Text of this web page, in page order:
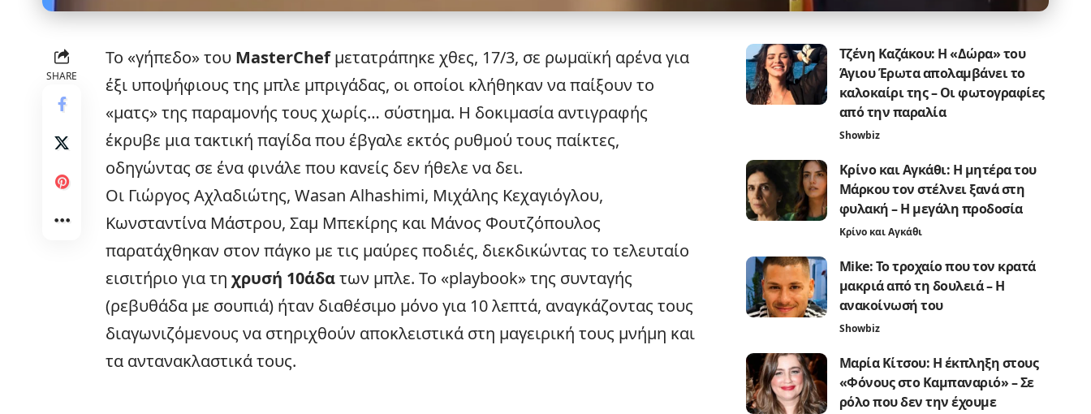
SHARE
Το «γήπεδο» του MasterChefμετατράπηκε χθες, 17/3, σε ρωμαϊκή αρένα για
έξι υποψήφιους της μπλε μπριγάδας, οι οποίοι κλήθηκαν να παίξουν το
«ματς» της παραμονής τους χωρίς… σύστημα. Η δοκιμασία αντιγραφής
έκρυβε μια τακτική παγίδα που έβγαλε εκτός ρυθμού τους παίκτες,
οδηγώντας σε ένα φινάλε που κανείς δεν ήθελε να δει.
Οι Γιώργος Αχλαδιώτης, Wasan Alhashimi, Μιχάλης Κεχαγιόγλου,
Κωνσταντίνα Μάστρου, Σαμ Μπεκίρης και Μάνος Φουτζόπουλος
παρατάχθηκαν στον πάγκο με τις μαύρες ποδιές, διεκδικώντας το τελευταίο
εισιτήριο για τη χρυσή 10άδατων μπλε. Το «playbook» της συνταγής
(ρεβυθάδα με σουπιά) ήταν διαθέσιμο μόνο για 10 λεπτά, αναγκάζοντας τους
διαγωνιζόμενους να στηριχθούν αποκλειστικά στη μαγειρική τους μνήμη και
τα αντανακλαστικά τους.
Τζένη Καζάκου: Η «Δώρα» του
Άγιου Έρωτα απολαμβάνει το
καλοκαίρι της – Οι φωτογραφίες
από την παραλία
Showbiz
Κρίνο και Αγκάθι: Η μητέρα του
Μάρκου τον στέλνει ξανά στη
φυλακή – Η μεγάλη προδοσία
Κρίνο και Αγκάθι
Mike: Το τροχαίο που τον κρατά
μακριά από τη δουλειά – Η
ανακοίνωσή του
Showbiz
Μαρία Κίτσου: Η έκπληξη στους
«Φόνους στο Καμπαναριό» – Σε
ρόλο που δεν την έχουμε